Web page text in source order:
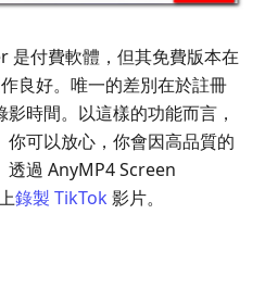
是付費軟體，但其免費版本在
良好。唯一的差別在於註冊
時間。以這樣的功能而言，
可以放心，你會因高品質的
透過 AnyMP4 Screen
錄製 TikTok 影片。